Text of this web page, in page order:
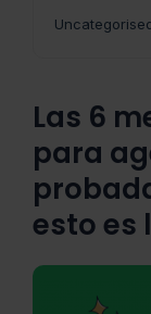
Las 6
para
esto es